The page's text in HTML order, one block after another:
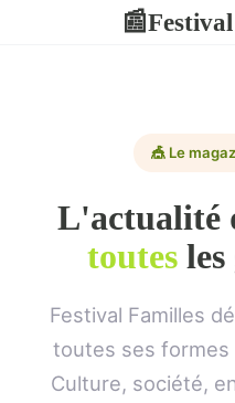
📰
🎪 Le
L'actualité
toutesles
Festival Familles
toutes ses
Culture, société,